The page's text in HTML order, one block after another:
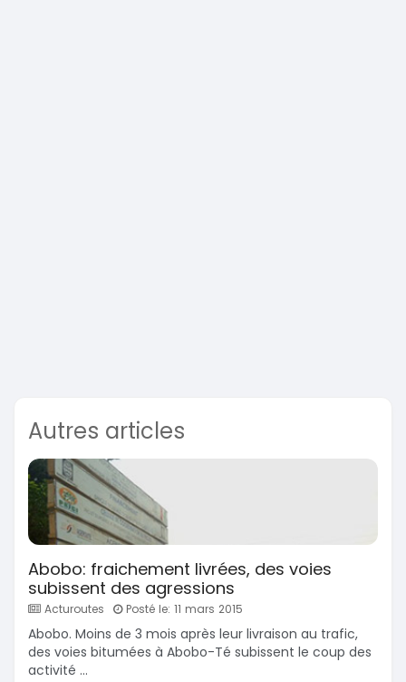
Autres articles
Abobo: fraichement livrées, des voies
subissent des agressions
Acturoutes Posté le: 11 mars 2015
Abobo. Moins de 3 mois après leur livraison au trafic,
des voies bitumées à Abobo-Té subissent le coup des
activité ...